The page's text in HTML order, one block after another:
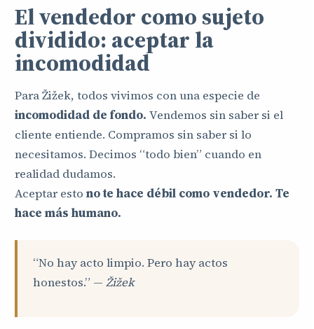
El vendedor como sujeto
dividido: aceptar la
incomodidad
Para Žižek, todos vivimos con una especie de
incomodidad de fondo. Vendemos sin saber si el
cliente entiende. Compramos sin saber si lo
necesitamos. Decimos “todo bien” cuando en
realidad dudamos.
Aceptar esto no te hace débil como vendedor. Te
hace más humano.
“No hay acto limpio. Pero hay actos
honestos.” —Žižek